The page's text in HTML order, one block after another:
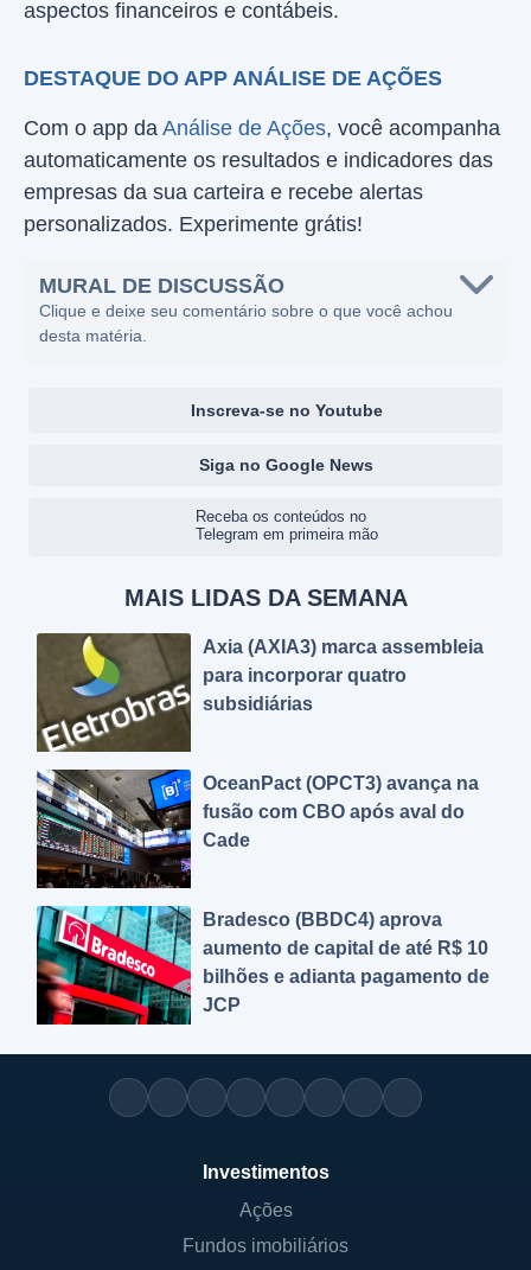
aspectos financeiros e contábeis.
DESTAQUE DO APP ANÁLISE DE AÇÕES
Com o app da Análise de Ações, você acompanha
automaticamente os resultados e indicadores das
empresas da sua carteira e recebe alertas
personalizados. Experimente grátis!
MURAL DE DISCUSSÃO
Clique e deixe seu comentário sobre o que você achou
desta matéria.
Inscreva-se no Youtube
Siga no Google News
Receba os conteúdos no
Telegram em primeira mão
MAIS LIDAS DA SEMANA
Axia (AXIA3) marca assembleia
para incorporar quatro
subsidiárias
OceanPact (OPCT3) avança na
fusão com CBO após aval do
Cade
Bradesco (BBDC4) aprova
aumento de capital de até R$ 10
bilhões e adianta pagamento de
JCP
Investimentos
Ações
Fundos imobiliários